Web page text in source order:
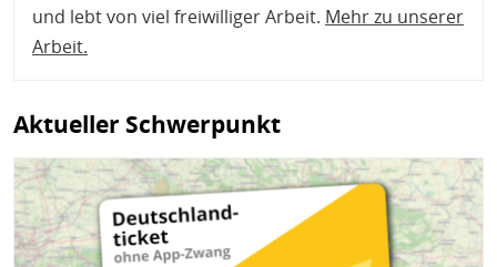
und lebt von viel freiwilliger Arbeit. Mehr zu unserer
Arbeit.
Aktueller Schwerpunkt
Bild